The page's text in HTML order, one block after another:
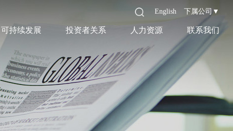
下属公司▼
English
可持续发展 投资者关系 人力资源 联系我们